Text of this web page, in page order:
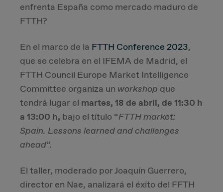
enfrenta España como mercado maduro de
FTTH?
En el marco de la FTTH Conference 2023,
que se celebra en el IFEMA de Madrid, el
FTTH Council Europe Market Intelligence
Committee organiza un workshop que
tendrá lugar el martes, 18 de abril, de 11:30 h
a 13:00 h, bajo el título “FTTH market:
Spain. Lessons learned and challenges
ahead”.
El taller, moderado por Joaquín Guerrero,
director en Nae, analizará el éxito del FFTH